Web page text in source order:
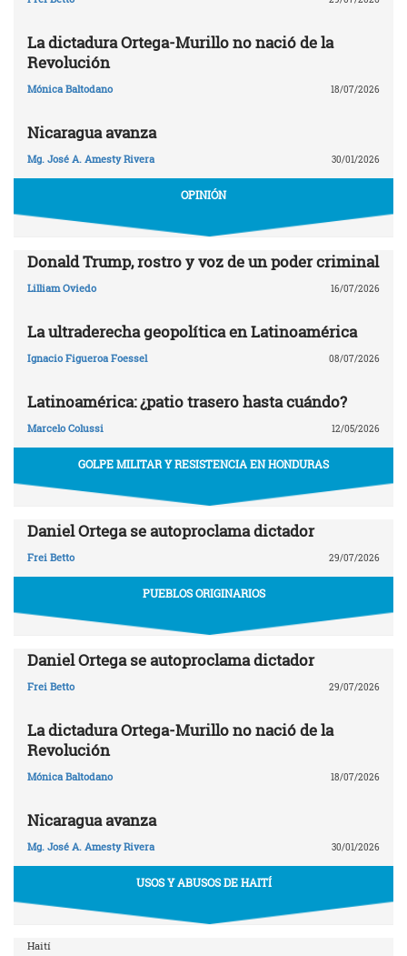
La dictadura Ortega-Murillo no nació de la
Revolución
Mónica Baltodano 18/07/2026
Nicaragua avanza
Mg. José A. Amesty Rivera 30/01/2026
OPINIÓN
Donald Trump, rostro y voz de un poder criminal
Lilliam Oviedo 16/07/2026
La ultraderecha geopolítica en Latinoamérica
Ignacio Figueroa Foessel 08/07/2026
Latinoamérica: ¿patio trasero hasta cuándo?
Marcelo Colussi 12/05/2026
GOLPE MILITAR Y RESISTENCIA EN HONDURAS
Daniel Ortega se autoproclama dictador
Frei Betto 29/07/2026
PUEBLOS ORIGINARIOS
Daniel Ortega se autoproclama dictador
Frei Betto 29/07/2026
La dictadura Ortega-Murillo no nació de la
Revolución
Mónica Baltodano 18/07/2026
Nicaragua avanza
Mg. José A. Amesty Rivera 30/01/2026
USOS Y ABUSOS DE HAITÍ
Haití